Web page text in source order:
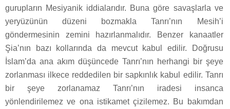
gurupların Mesiyanik iddialarıdır. Buna göre savaşlarla ve
yeryüzünün düzeni bozmakla Tanrı’nın Mesih’i
göndermesinin zemini hazırlanmalıdır. Benzer kanaatler
Şia’nın bazı kollarında da mevcut kabul edilir. Doğrusu
İslam’da ana akım düşüncede Tanrı’nın herhangi bir şeye
zorlanması ilkece reddedilen bir sapkınlık kabul edilir. Tanrı
bir şeye zorlanamaz Tanrı’nın iradesi insanca
yönlendirilemez ve ona istikamet çizilemez. Bu bakımdan